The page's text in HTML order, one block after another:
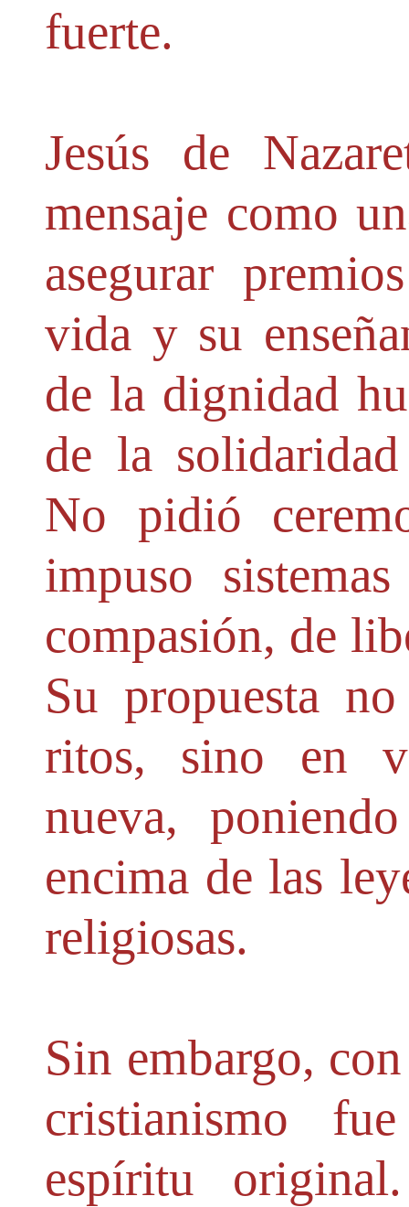
fuerte.
Jesús de
mensaje como
asegurar
vida y su
de la dignidad
de la
No pidió
impuso
compasión, de
Su propuesta
ritos, sino en
nueva,
encima de las
religiosas.
Sin embargo,
cristianismo
espíritu